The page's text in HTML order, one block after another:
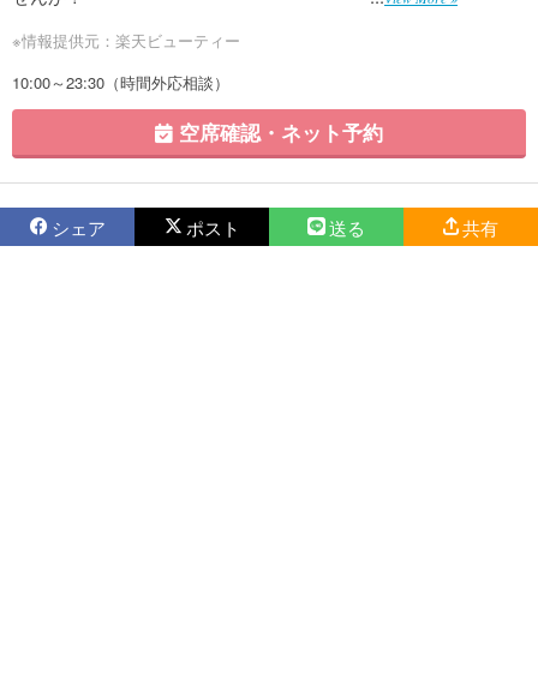
※情報提供元：楽天ビューティー
10:00～23:30（時間外応相談）
空席確認・ネット予約
シェア ポスト 送る 共有